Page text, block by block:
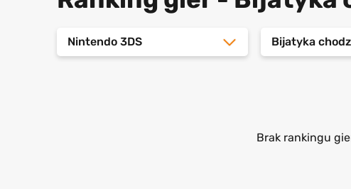
Nintendo 3DS Bijatyka
Brak rankingu